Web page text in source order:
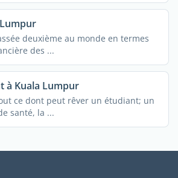
deuxième au monde en termes
des ...
à Kuala Lumpur
ce dont peut rêver un étudiant; un
santé, la ...